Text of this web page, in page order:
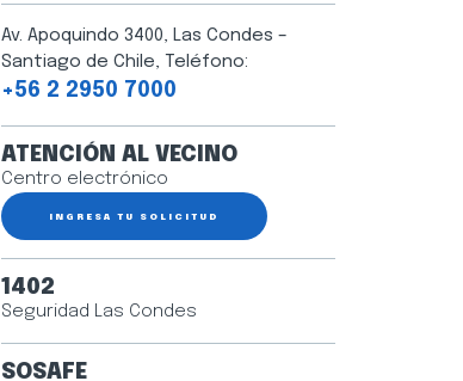
Av. Apoquindo 3400, Las Condes –
Santiago de Chile, Teléfono:
+56 2 2950 7000
ATENCIÓN AL VECINO
Centro electrónico
INGRESA TU SOLICITUD
1402
Seguridad Las Condes
SOSAFE